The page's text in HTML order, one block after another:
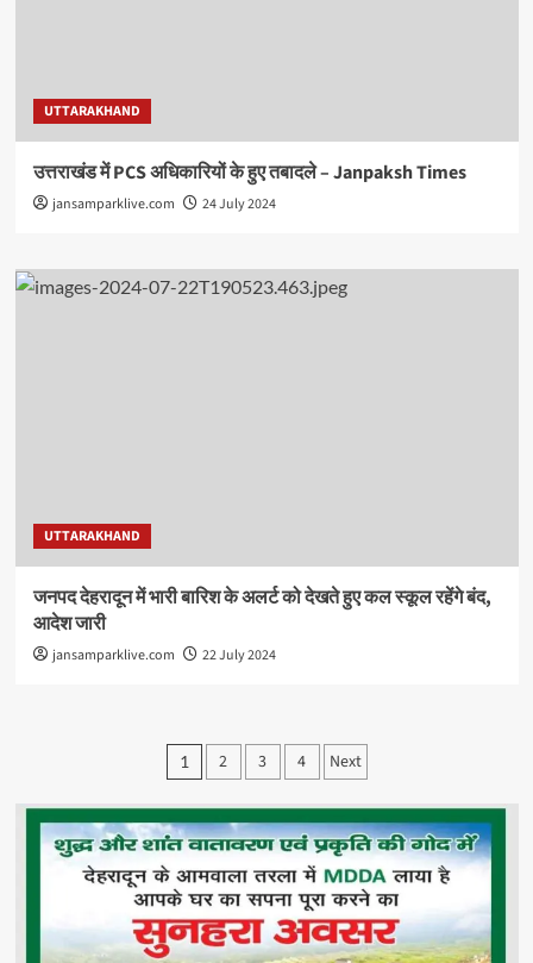
UTTARAKHAND
उत्तराखंड में PCS अधिकारियों के हुए तबादले – Janpaksh Times
jansamparklive.com 24 July 2024
UTTARAKHAND
जनपद देहरादून में भारी बारिश के अलर्ट को देखते हुए कल स्कूल रहेंगे बंद,
आदेश जारी
jansamparklive.com 22 July 2024
Posts
pagination
1 2 3 4 Next